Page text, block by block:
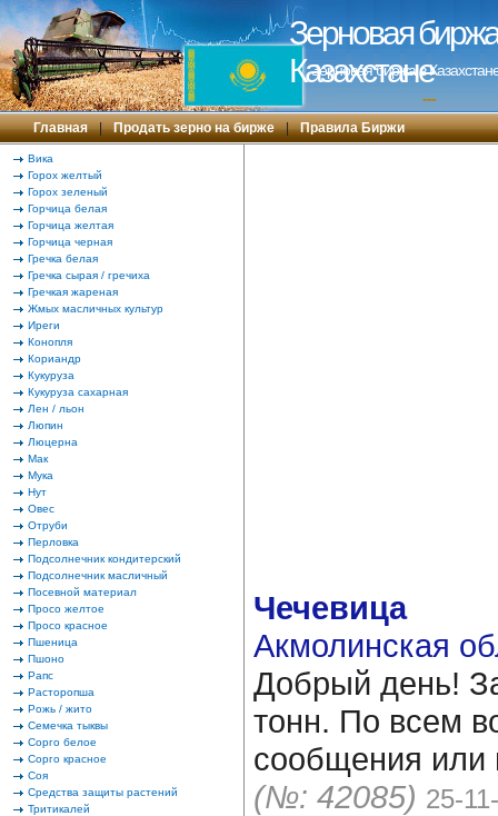
Зерновая
Казахстане
Зерновая биржа в
---
Главная | Продать зерно на бирже | Правила Биржи
Вика
Горох желтый
Горох зеленый
Горчица белая
Горчица желтая
Горчица черная
Гречка белая
Гречка сырая / гречиха
Гречкая жареная
Жмых масличных культур
Иреги
Конопля
Кориандр
Кукуруза
Кукуруза сахарная
Лен / льон
Люпин
Люцерна
Мак
Мука
Нут
Овес
Отруби
Перловка
Подсолнечник кондитерский
Подсолнечник масличный
Посевной материал
Просо желтое
Просо красное
Пшеница
Пшоно
Рапс
Расторопша
Рожь / жито
Семечка тыквы
Сорго белое
Сорго красное
Соя
Средства защиты растений
Тритикалей
Чечевица
Акмолинская
Добрый день!
тонн. По всем
сообщения или
(№: 42085) 25-